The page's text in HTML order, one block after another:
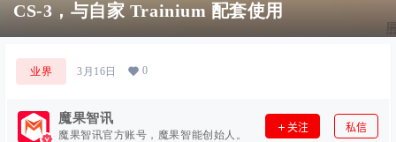
CS-3，与自家 Trainium 配套使用
业界 3月16日 0
魔果智讯
魔果智讯官方账号，魔果智能创始人。
关注 私信